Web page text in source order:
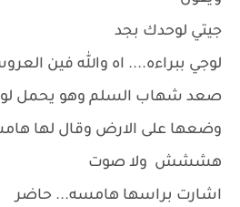
جيتي لوحدك بجد
لوجي ببراءه.... اه والله فين
صعد شهاب السلم وهو يحمل
وضعها على الارض وقال لها
هششش ولا صوت
اشارت براسها هامسه... حاضر